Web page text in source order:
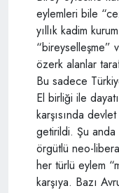
eylemleri bile
yıllık kadim
“bireyselleşme”
özerk alanlar
Bu sadece
El birliği ile
karşısında
getirildi. Şu
örgütlü neo-
her türlü eylem
karşıya. Bazı